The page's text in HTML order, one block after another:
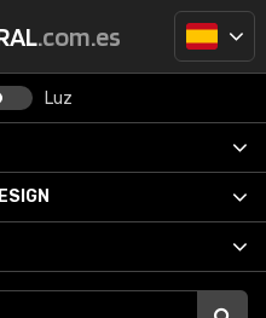
.com.es
Luz